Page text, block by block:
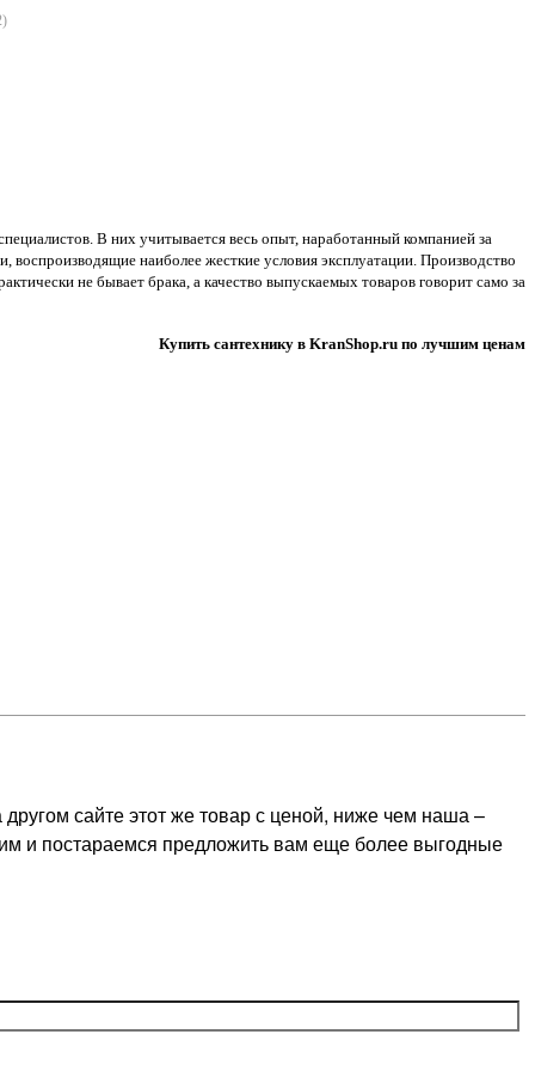
)
В них учитывается весь опыт, наработанный компанией за
воспроизводящие наиболее жесткие условия эксплуатации. Производство
не бывает брака, а качество выпускаемых товаров говорит само за
Купить сантехнику в KranShop.ru по лучшим ценам
сайте этот же товар с ценой, ниже чем наша –
и постараемся предложить вам еще более выгодные